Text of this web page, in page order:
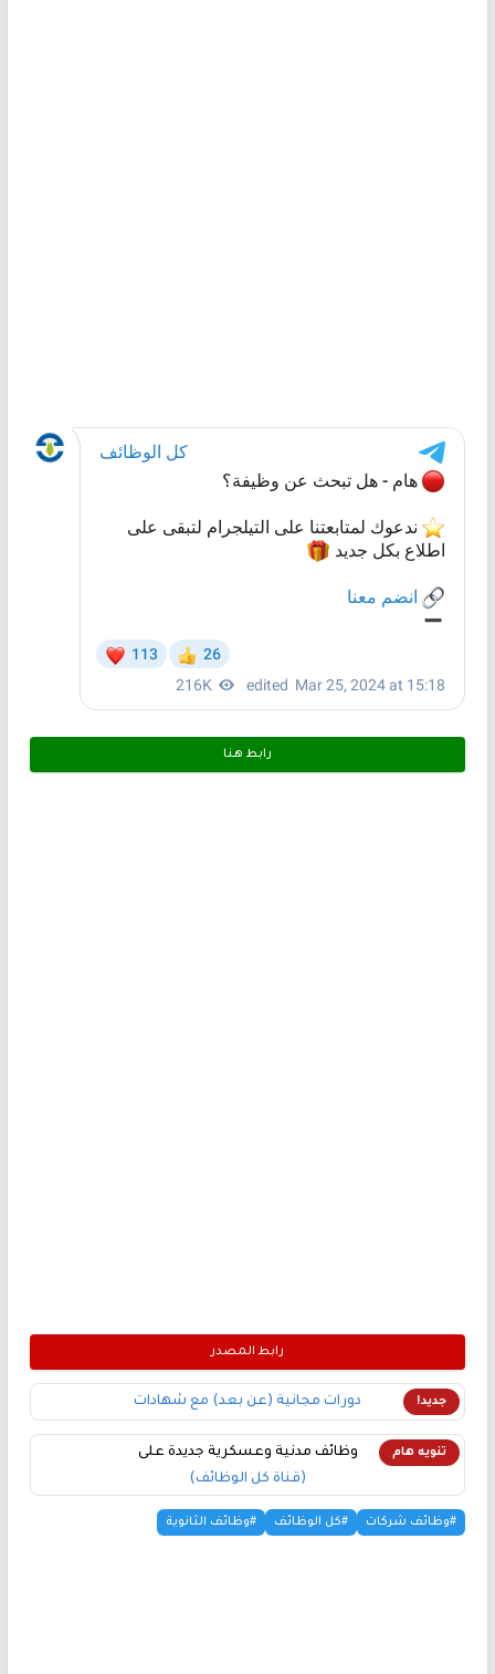
رابط هـنـا
رابط المصدر
جديد! دورات مجانية (عن بعد) مع شهادات
تنويه هام
وظائف مدنية وعسكرية جديدة على
(قناة كل الوظائف)
#وظائف شركات #كل الوظائف #وظائف الثانوية